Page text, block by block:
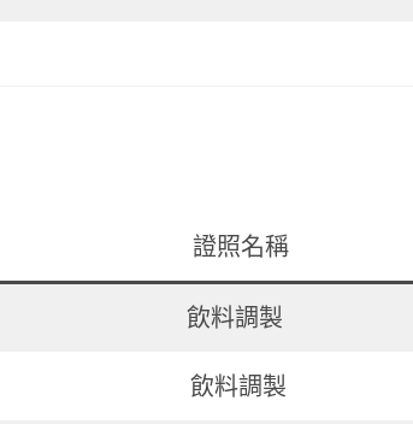
證照名稱
飲料調製
飲料調製